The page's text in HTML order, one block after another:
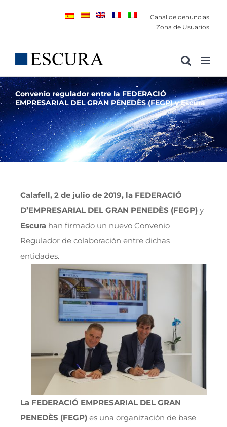
Canal de denuncias
Zona de Usuarios
Convenio regulador entre la FEDERACIÓ
EMPRESARIAL DEL GRAN PENEDÈS (FEGP) y Escura
Calafell, 2 de julio de 2019, la FEDERACIÓ
D’EMPRESARIAL DEL GRAN PENEDÈS (FEGP) y
Escura han firmado un nuevo Convenio
Regulador de colaboración entre dichas
entidades.
La FEDERACIÓ EMPRESARIAL DEL GRAN
PENEDÈS (FEGP) es una organización de base